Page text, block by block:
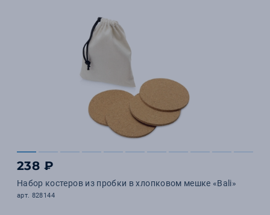
238 ₽
Набор костеров из пробки в хлопковом мешке «Bali»
арт. 828144